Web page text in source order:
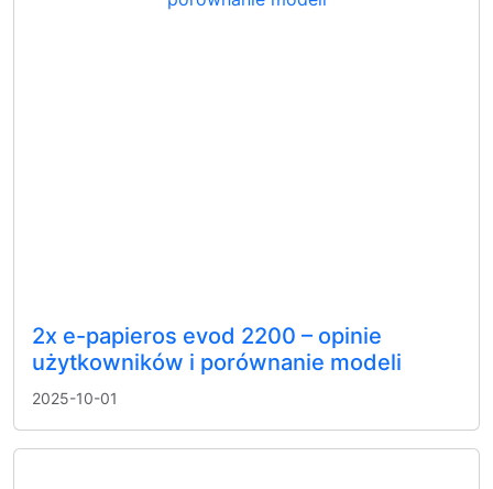
2x e-papieros evod 2200 – opinie
użytkowników i porównanie modeli
2025-10-01